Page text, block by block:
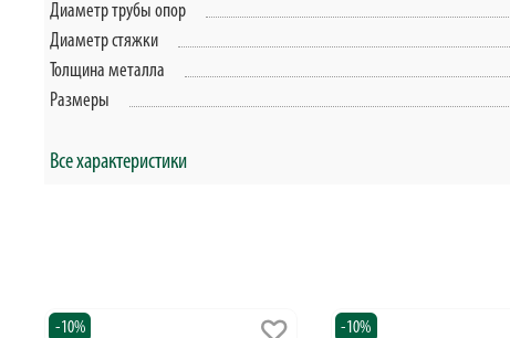
Диаметр трубы опор
Диаметр стяжки
Толщина металла
Размеры
Все характеристики
-10% -10%